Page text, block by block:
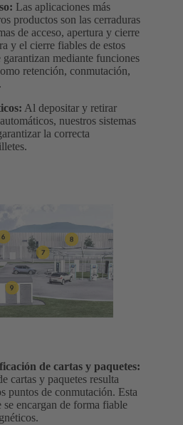
Las aplicaciones más
productos son las cerraduras
de acceso, apertura y cierre
y el cierre fiables de estos
garantizan mediante funciones
retención, conmutación,
Al depositar y retirar
nuestros sistemas
la correcta
de cartas y paquetes:
cartas y paquetes resulta
puntos de conmutación. Esta
se encargan de forma fiable